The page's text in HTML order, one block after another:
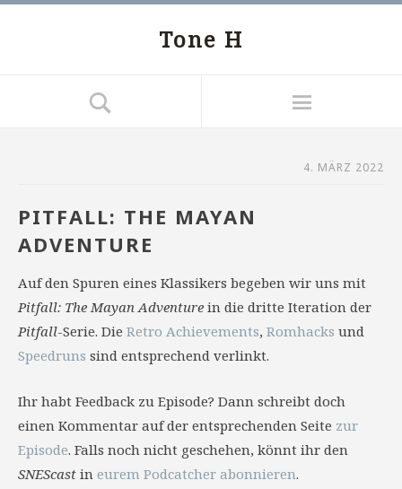
Tone H
4. MÄRZ 2022
PITFALL: THE MAYAN
ADVENTURE
Auf den Spuren eines Klassikers begeben wir uns mit
Pitfall: The Mayan Adventure in die dritte Iteration der
Pitfall-Serie. Die Retro Achievements, Romhacks und
Speedruns sind entsprechend verlinkt.
Ihr habt Feedback zu Episode? Dann schreibt doch
einen Kommentar auf der entsprechenden Seite zur
Episode. Falls noch nicht geschehen, könnt ihr den
SNEScast in eurem Podcatcher abonnieren.